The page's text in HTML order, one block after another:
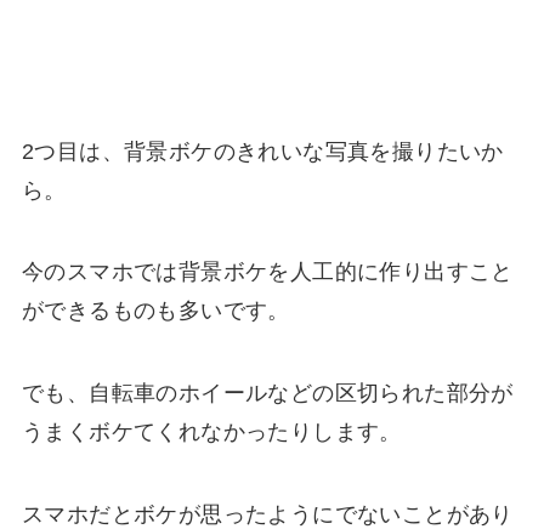
2つ目は、 背景ボケのきれいな写真を撮りたいか
ら。
今のスマホでは背景ボケを人工的に作り出すこと
ができるものも多いです。
でも、自転車のホイールなどの区切られた部分が
うまくボケてくれなかったりします。
スマホだとボケが思ったようにでないことがあり